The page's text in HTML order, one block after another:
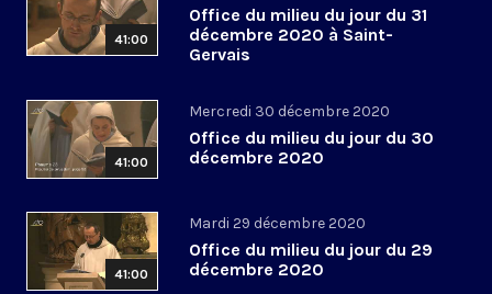
41:00
Office du milieu du jour du 31
décembre 2020 à Saint-
Gervais
41:00
Mercredi 30 décembre 2020
Office du milieu du jour du 30
décembre 2020
41:00
Mardi 29 décembre 2020
Office du milieu du jour du 29
décembre 2020